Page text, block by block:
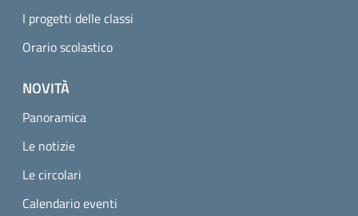
I progetti delle classi
Orario scolastico
NOVITÀ
Panoramica
Le notizie
Le circolari
Calendario eventi